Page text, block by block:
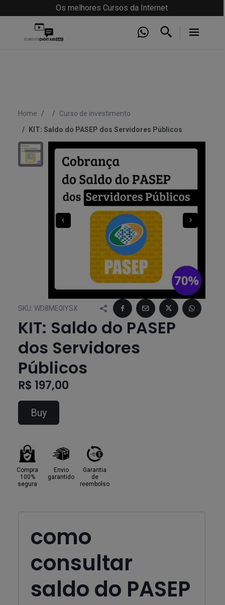
Os melhores Cursos da Internet
Home
Curso de investimento
KIT: Saldo do PASEP dos Servidores Públicos
SKU: WD8ME0IYSX
KIT: Saldo do PASEP
dos Servidores
Públicos
R$ 197,00
Buy
Compra
100%
segura
Envio
garantido
Garantia
de
reembolso
como
consultar
saldo do PASEP